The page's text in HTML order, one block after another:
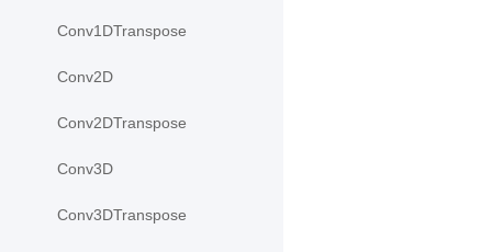
Conv1DTranspose
Conv2D
Conv2DTranspose
Conv3D
Conv3DTranspose